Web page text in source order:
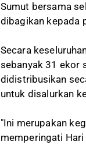
Sumut bersama
dibagikan kepada
Secara
sebanyak 31 ekor
didistribusikan
untuk disalurkan
"Ini merupakan
memperingati